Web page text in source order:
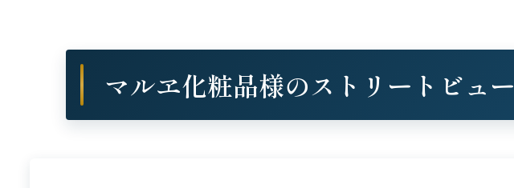
マルヱ化粧品様のストリートビュー